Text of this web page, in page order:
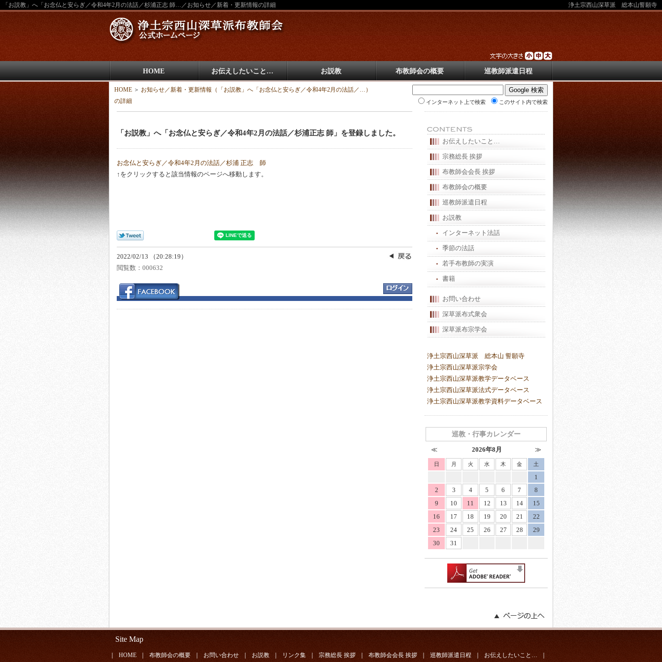
「お説教」へ「お念仏と安らぎ／令和4年2月の法話／杉浦正志 師…／お知らせ／新着・更新情報の詳細 浄土宗西山深草派 総本山誓願寺
HOME お伝えしたいこと… お説教 布教師会の概要 巡教師派遣日程
HOME ＞ お知らせ／新着・更新情報（「お説教」へ「お念仏と安らぎ／令和4年2月の法話／…）
の詳細
インターネット上で検索 このサイト内で検索
「お説教」へ「お念仏と安らぎ／令和4年2月の法話／杉浦正志 師」を登録しました。
お念仏と安らぎ／令和4年2月の法話／杉浦 正志 師
↑をクリックすると該当情報のページへ移動します。
2022/02/13 （20:28:19）
閲覧数： 000632
お伝えしたいこと…
宗務総長 挨拶
布教師会会長 挨拶
布教師会の概要
巡教師派遣日程
お説教
インターネット法話
季節の法話
若手布教師の実演
書籍
お問い合わせ
深草派布式衆会
深草派布宗学会
浄土宗西山深草派 総本山 誓願寺
浄土宗西山深草派宗学会
浄土宗西山深草派教学データベース
浄土宗西山深草派法式データベース
浄土宗西山深草派教学資料データベース
巡教・行事カレンダー
2026年8月
日 月 火 水 木 金 土
1
2
3 4 5 6 7
8
9
10 11 12 13 14
15
16
17 18 19 20 21
22
23
24 25 26 27 28
29
30
31
Site Map
｜ HOME ｜ 布教師会の概要 ｜ お問い合わせ ｜ お説教 ｜ リンク集 ｜ 宗務総長 挨拶 ｜ 布教師会会長 挨拶 ｜ 巡教師派遣日程 ｜ お伝えしたいこと… ｜